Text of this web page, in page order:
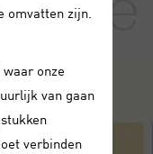
omvatten zijn.
waar onze
van gaan
verbinden